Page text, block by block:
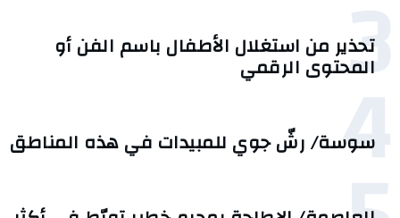
3
تحذير من استغلال الأطفال باسم الفن أو
المحتوى الرقمي
4
سوسة/ رشّ جوي للمبيدات في هذه المناطق